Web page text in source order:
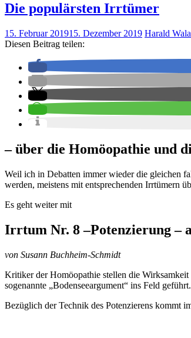
Die populärsten Irrtümer
15. Februar 201915. Dezember 2019 Harald
Diesen Beitrag teilen:
– über die Homöopathie und
Weil ich in Debatten immer wieder die gleichen
werden, meistens mit entsprechenden Irrtümern
Es geht weiter mit
Irrtum Nr. 8 –Potenzierung –
von Susann Buchheim-Schmidt
Kritiker der Homöopathie stellen die
sogenannte „Bodenseeargument“ ins Feld geführt.
Bezüglich der Technik des Potenzierens kommt